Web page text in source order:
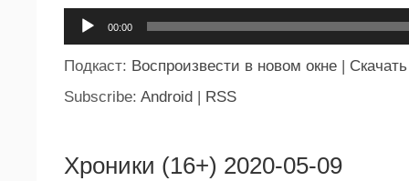
00:00
Подкаст: Воспроизвести в новом окне
Скачать
Subscribe: Android RSS
Хроники (16+) 2020-05-09